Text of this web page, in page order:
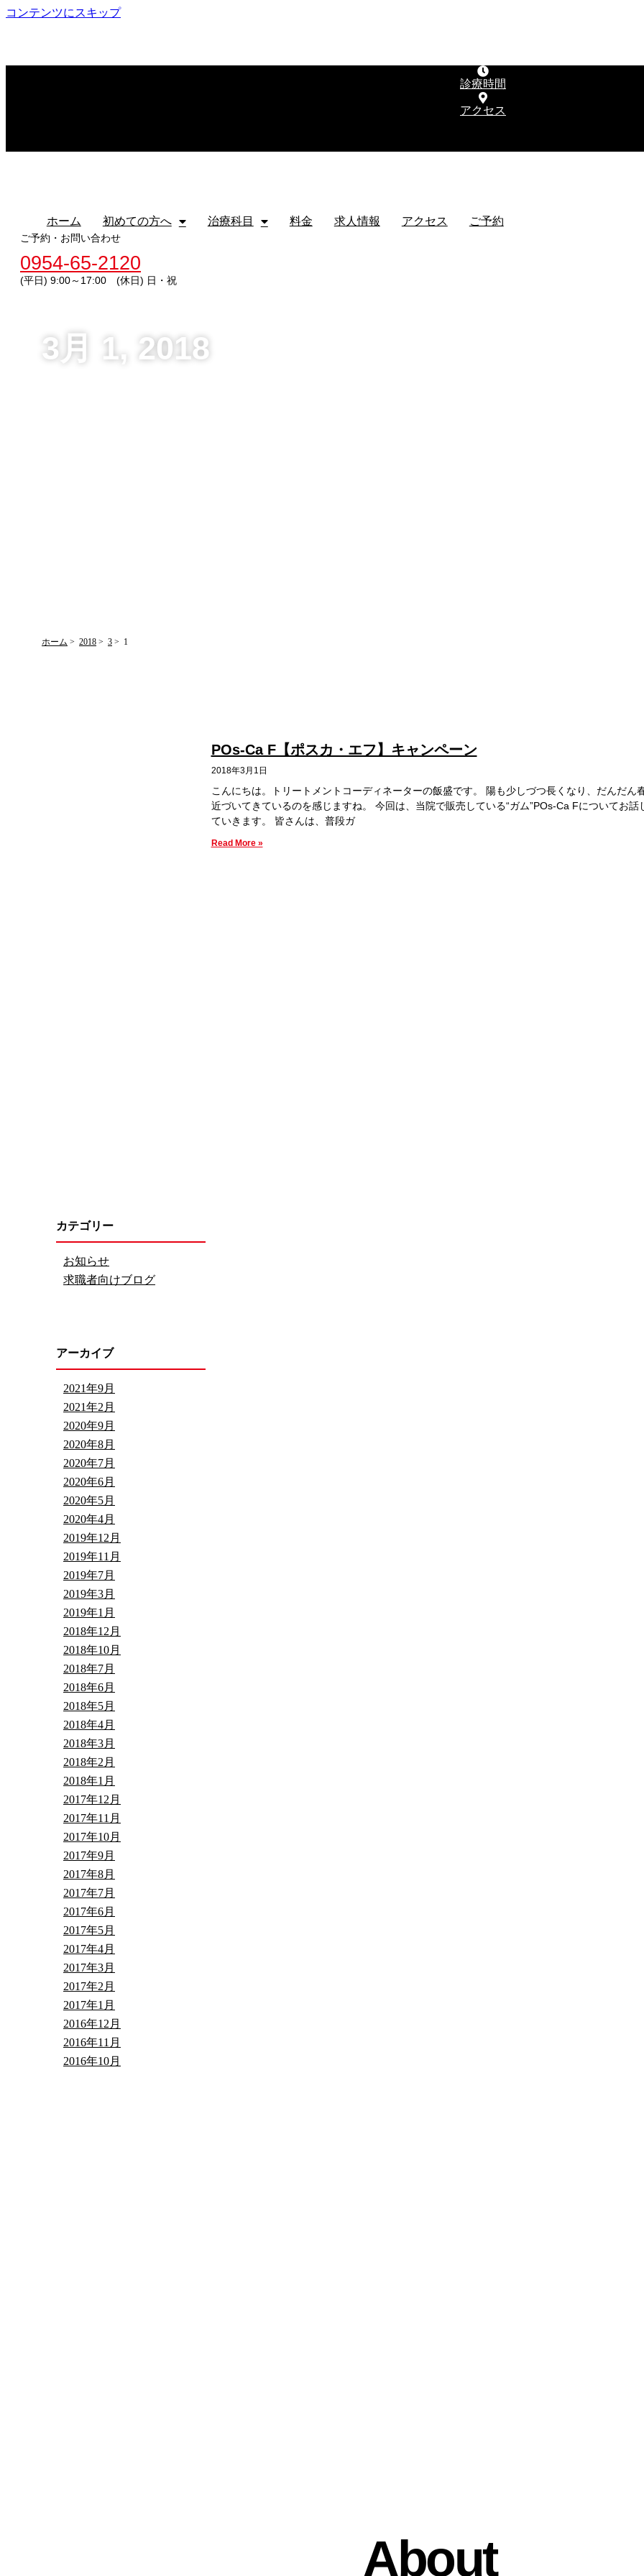
コンテンツにスキップ
診療時間
アクセス
ホーム 初めての方へ 治療科目 料金 求人情報 アクセス ご予約
ご予約・お問い合わせ
0954-65-2120
(平日) 9:00～17:00 (休日) 日・祝
3月 1, 2018
ホーム 2018 3 1
POs-Ca F【ポスカ・エフ】キャンペーン
2018年3月1日
こんにちは。トリートメントコーディネーターの飯盛です。 陽も少しづつ長くなり、だんだん
近づいてきているのを感じますね。 今回は、当院で販売している“ガム”POs-Ca Fについてお話
ていきます。 皆さんは、普段ガ
Read More »
カテゴリー
お知らせ
求職者向けブログ
アーカイブ
2021年9月
2021年2月
2020年9月
2020年8月
2020年7月
2020年6月
2020年5月
2020年4月
2019年12月
2019年11月
2019年7月
2019年3月
2019年1月
2018年12月
2018年10月
2018年7月
2018年6月
2018年5月
2018年4月
2018年3月
2018年2月
2018年1月
2017年12月
2017年11月
2017年10月
2017年9月
2017年8月
2017年7月
2017年6月
2017年5月
2017年4月
2017年3月
2017年2月
2017年1月
2016年12月
2016年11月
2016年10月
About